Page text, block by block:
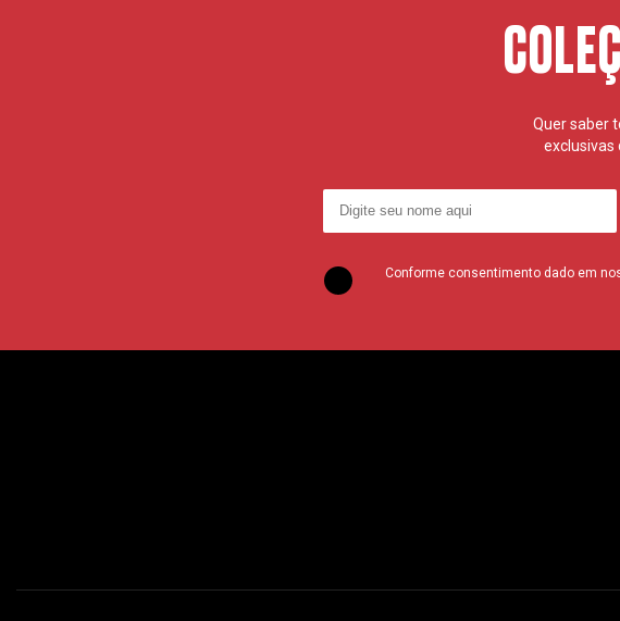
Quer saber
exclusivas
Conforme consentimento dado em